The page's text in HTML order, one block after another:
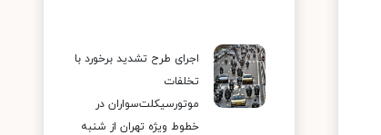
اجرای طرح تشدید برخورد با
تخلفات
موتورسیکلت‌سواران در
خطوط ویژه تهران از شنبه